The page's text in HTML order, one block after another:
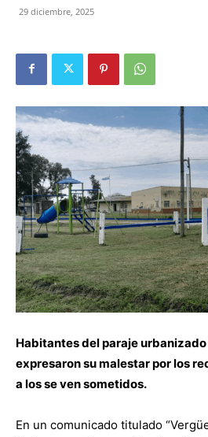
29 diciembre, 2025
Habitantes del paraje
expresaron su malestar por los
a los se ven sometidos.
En un comunicado titulado